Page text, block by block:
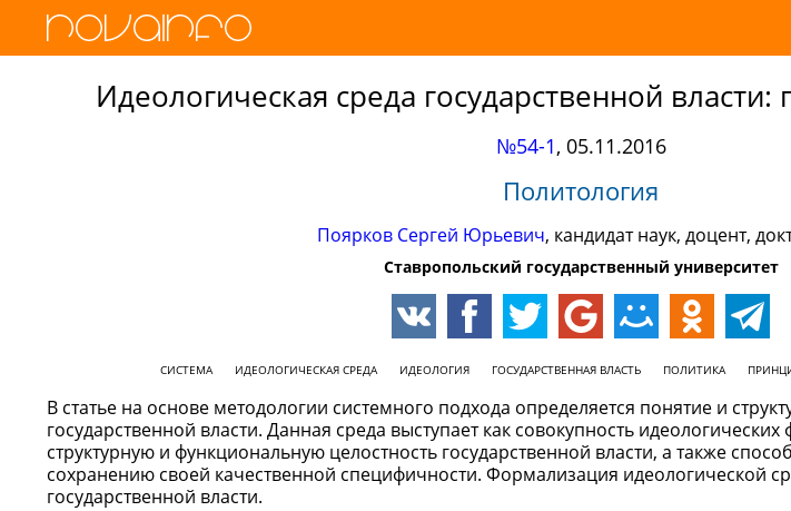
Идеологическая среда государственной власти:
№54-1, 05.11.2016
Политология
Поярков Сергей Юрьевич, кандидат наук, доцент,
Ставропольский государственный университет
СИСТЕМА ИДЕОЛОГИЧЕСКАЯ СРЕДА ИДЕОЛОГИЯ ГОСУДАРСТВЕННАЯ ВЛАСТЬ ПОЛИТИКА
В статье на основе методологии системного подхода определяется понятие и
государственной власти. Данная среда выступает как совокупность
структурную и функциональную целостность государственной власти, а также
сохранению своей качественной специфичности. Формализация идеологической
государственной власти.